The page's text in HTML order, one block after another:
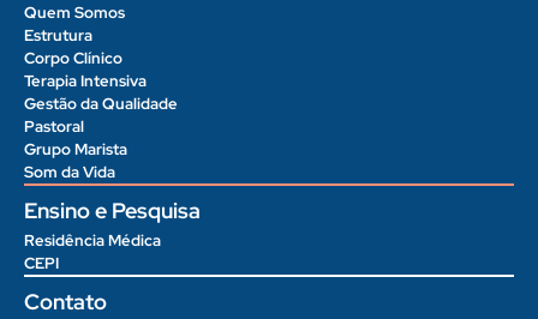
Quem Somos
Estrutura
Corpo Clínico
Terapia Intensiva
Gestão da Qualidade
Pastoral
Grupo Marista
Som da Vida
Ensino e Pesquisa
Residência Médica
CEPI
Contato